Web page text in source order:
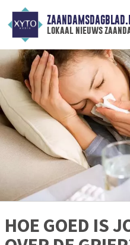
lokaal nieuws
HOE GOED IS